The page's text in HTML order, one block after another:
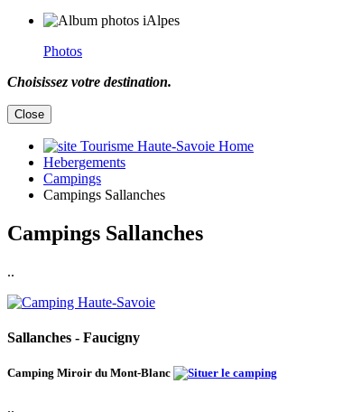
Photos
Choisissez votre destination.
Close
Home
Hebergements
Campings
Campings Sallanches
Campings Sallanches
..
Sallanches - Faucigny
Camping Miroir du Mont-Blanc
..